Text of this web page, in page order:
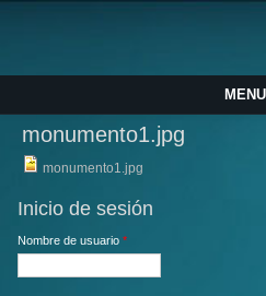
MENU
monumento1.jpg
monumento1.jpg
Inicio de sesión
Nombre de usuario *